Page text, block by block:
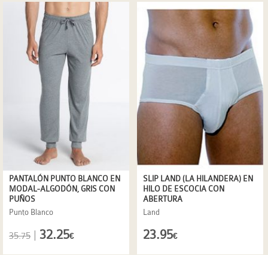
PANTALÓN PUNTO BLANCO EN
MODAL-ALGODÓN, GRIS CON
PUÑOS
Punto Blanco
35.75 32.25€
SLIP LAND (LA HILANDERA) EN
HILO DE ESCOCIA CON
ABERTURA
Land
23.95€